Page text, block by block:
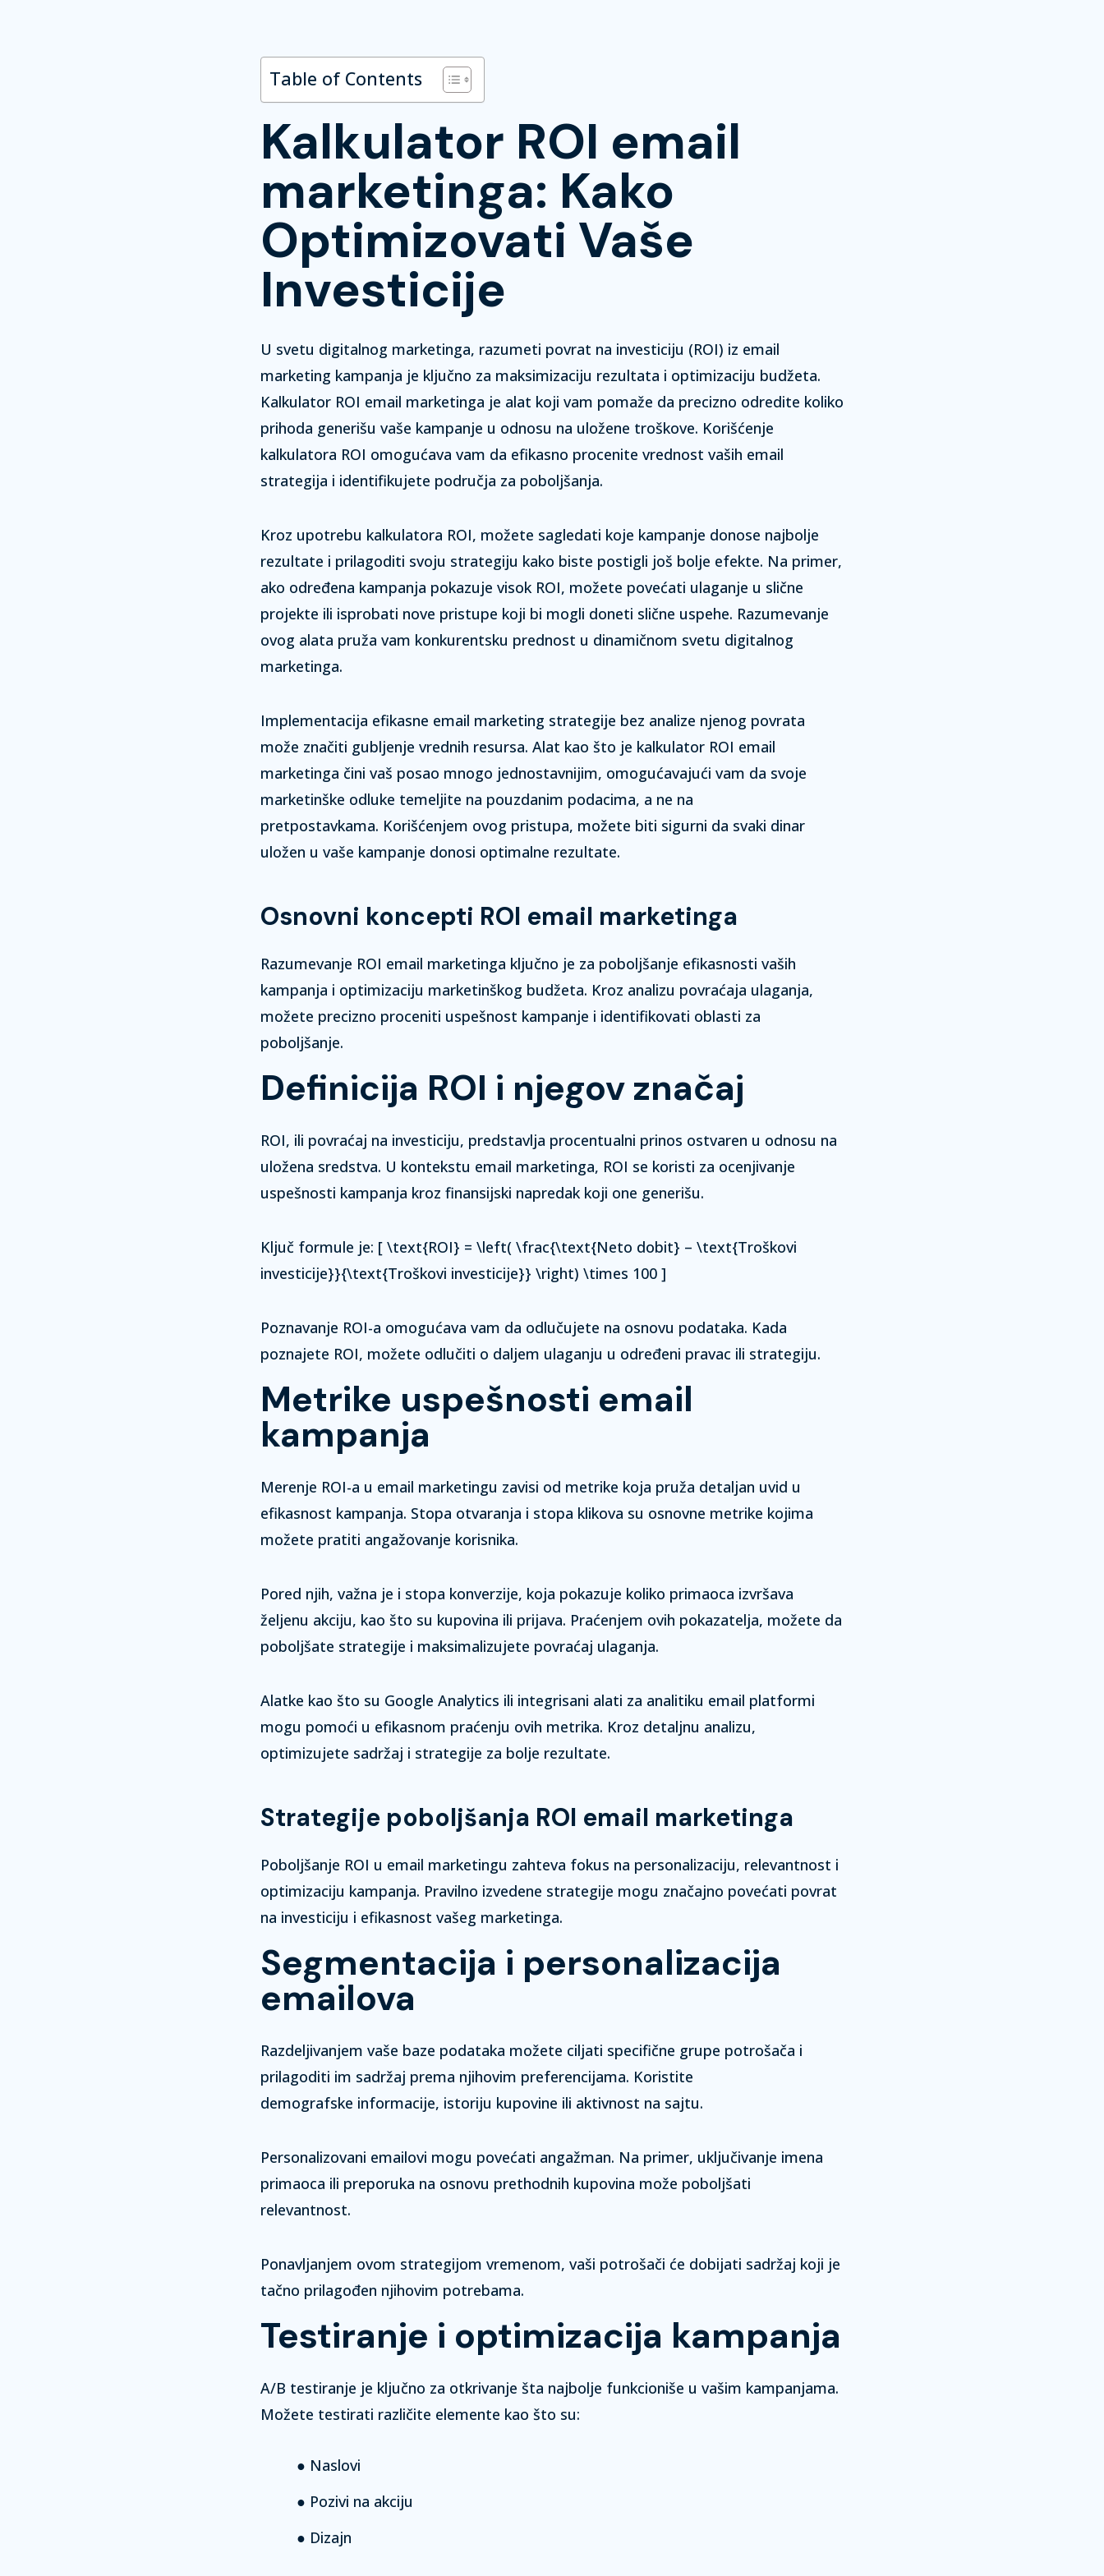
Table of Contents
Kalkulator ROI email
marketinga: Kako
Optimizovati Vaše
Investicije
U svetu digitalnog marketinga, razumeti povrat na investiciju (ROI) iz email
marketing kampanja je ključno za maksimizaciju rezultata i optimizaciju budžeta.
Kalkulator ROI email marketinga je alat koji vam pomaže da precizno odredite koliko
prihoda generišu vaše kampanje u odnosu na uložene troškove. Korišćenje
kalkulatora ROI omogućava vam da efikasno procenite vrednost vaših email
strategija i identifikujete područja za poboljšanja.
Kroz upotrebu kalkulatora ROI, možete sagledati koje kampanje donose najbolje
rezultate i prilagoditi svoju strategiju kako biste postigli još bolje efekte. Na primer,
ako određena kampanja pokazuje visok ROI, možete povećati ulaganje u slične
projekte ili isprobati nove pristupe koji bi mogli doneti slične uspehe. Razumevanje
ovog alata pruža vam konkurentsku prednost u dinamičnom svetu digitalnog
marketinga.
Implementacija efikasne email marketing strategije bez analize njenog povrata
može značiti gubljenje vrednih resursa. Alat kao što je kalkulator ROI email
marketinga čini vaš posao mnogo jednostavnijim, omogućavajući vam da svoje
marketinške odluke temeljite na pouzdanim podacima, a ne na
pretpostavkama. Korišćenjem ovog pristupa, možete biti sigurni da svaki dinar
uložen u vaše kampanje donosi optimalne rezultate.
Osnovni koncepti ROI email marketinga
Razumevanje ROI email marketinga ključno je za poboljšanje efikasnosti vaših
kampanja i optimizaciju marketinškog budžeta. Kroz analizu povraćaja ulaganja,
možete precizno proceniti uspešnost kampanje i identifikovati oblasti za
poboljšanje.
Definicija ROI i njegov značaj
ROI, ili povraćaj na investiciju, predstavlja procentualni prinos ostvaren u odnosu na
uložena sredstva. U kontekstu email marketinga, ROI se koristi za ocenjivanje
uspešnosti kampanja kroz finansijski napredak koji one generišu.
Ključ formule je: [ \text{ROI} = \left( \frac{\text{Neto dobit} – \text{Troškovi
investicije}}{\text{Troškovi investicije}} \right) \times 100 ]
Poznavanje ROI-a omogućava vam da odlučujete na osnovu podataka. Kada
poznajete ROI, možete odlučiti o daljem ulaganju u određeni pravac ili strategiju.
Metrike uspešnosti email
kampanja
Merenje ROI-a u email marketingu zavisi od metrike koja pruža detaljan uvid u
efikasnost kampanja. Stopa otvaranja i stopa klikova su osnovne metrike kojima
možete pratiti angažovanje korisnika.
Pored njih, važna je i stopa konverzije, koja pokazuje koliko primaoca izvršava
željenu akciju, kao što su kupovina ili prijava. Praćenjem ovih pokazatelja, možete da
poboljšate strategije i maksimalizujete povraćaj ulaganja.
Alatke kao što su Google Analytics ili integrisani alati za analitiku email platformi
mogu pomoći u efikasnom praćenju ovih metrika. Kroz detaljnu analizu,
optimizujete sadržaj i strategije za bolje rezultate.
Strategije poboljšanja ROI email marketinga
Poboljšanje ROI u email marketingu zahteva fokus na personalizaciju, relevantnost i
optimizaciju kampanja. Pravilno izvedene strategije mogu značajno povećati povrat
na investiciju i efikasnost vašeg marketinga.
Segmentacija i personalizacija
emailova
Razdeljivanjem vaše baze podataka možete ciljati specifične grupe potrošača i
prilagoditi im sadržaj prema njihovim preferencijama. Koristite
demografske informacije, istoriju kupovine ili aktivnost na sajtu.
Personalizovani emailovi mogu povećati angažman. Na primer, uključivanje imena
primaoca ili preporuka na osnovu prethodnih kupovina može poboljšati
relevantnost.
Ponavljanjem ovom strategijom vremenom, vaši potrošači će dobijati sadržaj koji je
tačno prilagođen njihovim potrebama.
Testiranje i optimizacija kampanja
A/B testiranje je ključno za otkrivanje šta najbolje funkcioniše u vašim kampanjama.
Možete testirati različite elemente kao što su:
Naslovi
Pozivi na akciju
Dizajn